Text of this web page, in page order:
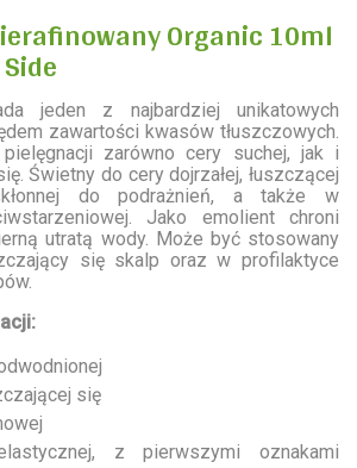
Organic 10ml
jeden z najbardziej unikatowych
zawartości kwasów tłuszczowych.
zarówno cery suchej, jak i
Świetny do cery dojrzałej, łuszczącej
do podrażnień, a także w
Jako emolient chroni
utratą wody. Może być stosowany
się skalp oraz w profilaktyce
się
z pierwszymi oznakami